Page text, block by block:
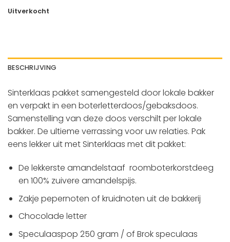
Uitverkocht
BESCHRIJVING
Sinterklaas pakket samengesteld door lokale bakker
en verpakt in een boterletterdoos/gebaksdoos.
Samenstelling van deze doos verschilt per lokale
bakker. De ultieme verrassing voor uw relaties. Pak
eens lekker uit met Sinterklaas met dit pakket:
De lekkerste amandelstaaf roomboterkorstdeeg
en 100% zuivere amandelspijs.
Zakje pepernoten of kruidnoten uit de bakkerij
Chocolade letter
Speculaaspop 250 gram / of Brok speculaas